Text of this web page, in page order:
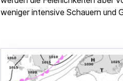
weniger intensive Schauern und